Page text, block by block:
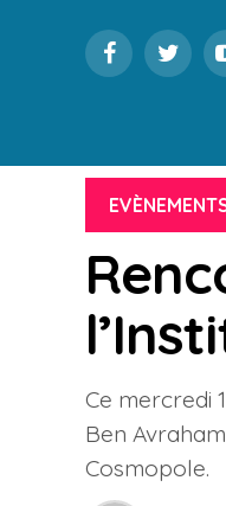
Ce mercredi
Ben
Cosmopole.